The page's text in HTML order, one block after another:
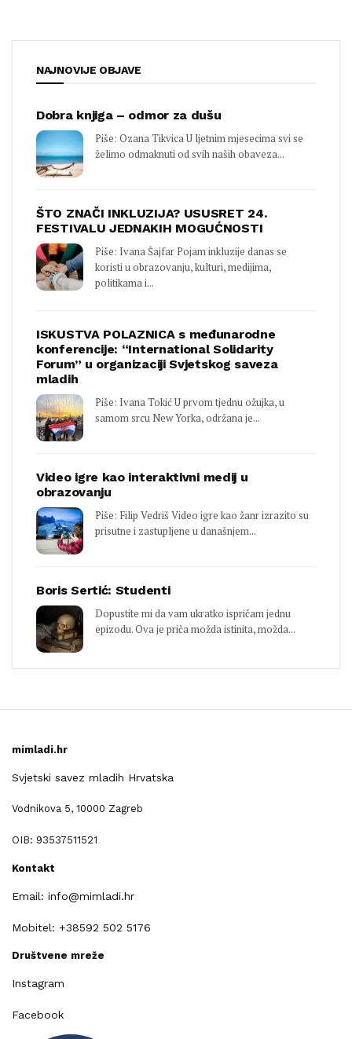
NAJNOVIJE OBJAVE
Dobra knjiga – odmor za dušu
Piše: Ozana Tikvica U ljetnim mjesecima svi se
želimo odmaknuti od svih naših obaveza...
ŠTO ZNAČI INKLUZIJA? USUSRET 24.
FESTIVALU JEDNAKIH MOGUĆNOSTI
Piše: Ivana Šajfar Pojam inkluzije danas se
koristi u obrazovanju, kulturi, medijima,
politikama i...
ISKUSTVA POLAZNICA s međunarodne
konferencije: “International Solidarity
Forum” u organizaciji Svjetskog saveza
mladih
Piše: Ivana Tokić U prvom tjednu ožujka, u
samom srcu New Yorka, održana je...
Video igre kao interaktivni medij u
obrazovanju
Piše: Filip Vedriš Video igre kao žanr izrazito su
prisutne i zastupljene u današnjem...
Boris Sertić: Studenti
Dopustite mi da vam ukratko ispričam jednu
epizodu. Ova je priča možda istinita, možda...
mimladi.hr
Svjetski savez mladih Hrvatska
Vodnikova 5, 10000 Zagreb
OIB: 93537511521
Kontakt
Email: info@mimladi.hr
Mobitel: +38592 502 5176
Društvene mreže
Instagram
Facebook